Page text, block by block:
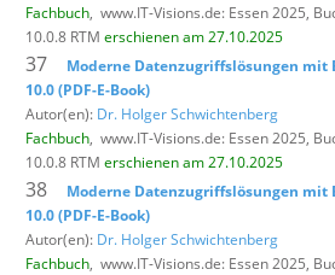
Fachbuch, www.IT-Visions.de: Essen 2025,
10.0.8 RTM erschienen am 27.10.2025
37
Moderne Datenzugriffslösungen mit
10.0 (PDF-E-Book)
Autor(en): Dr. Holger Schwichtenberg
Fachbuch, www.IT-Visions.de: Essen 2025,
10.0.8 RTM erschienen am 27.10.2025
38
Moderne Datenzugriffslösungen mit
10.0 (PDF-E-Book)
Autor(en): Dr. Holger Schwichtenberg
Fachbuch, www.IT-Visions.de: Essen 2025,